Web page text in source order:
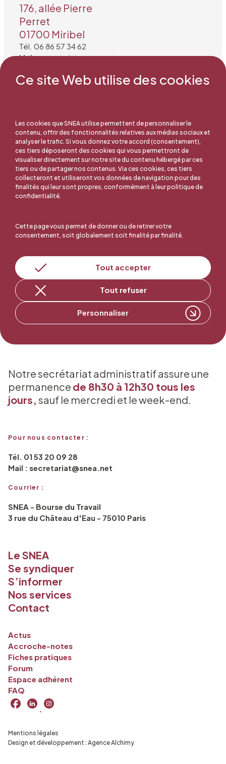
Ce site Web utilise des cookies
Les cookies que SNEA utilise permettent de personnaliser le
contenu, offrir des fonctionnalités relatives aux médias sociaux et
analyser le trafic. Si vous donnez votre accord (consentement),
ces tiers déposeront des cookies qui vous permettront de
visualiser directement sur notre site du contenu hébergé par ces
tiers ou de partager nos contenus. Via ces cookies, ces tiers
collecteront et utiliseront vos données de navigation pour des
finalités qui leur sont propres, conformément à leur politique de
confidentialité.
Cette page vous permet de donner ou de retirer votre
consentement, soit globalement soit finalité par finalité.
Tout accepter
Tout refuser
Personnaliser
176, allée Pierre
Perret
01700 Miribel
Tél. 06 86 57 34 62
Mail : secretariat@snea.net
En ligne, c'est facile !
Adhérer au SNEA
Notre secrétariat administratif assure une
permanence de 8h30 à 12h30 tous les
jours, sauf le mercredi et le week-end.
Pour nous contacter :
Tél. 01 53 20 09 28
Mail : secretariat@snea.net
Courrier :
SNEA - Bourse du Travail
3 rue du Château d'Eau - 75010 Paris
Le SNEA
Se syndiquer
S’informer
Nos services
Contact
Actus
Accroche-notes
Fiches pratiques
Forum
Espace adhérent
FAQ
Design et développement : Agence Alchimy
Mentions légales